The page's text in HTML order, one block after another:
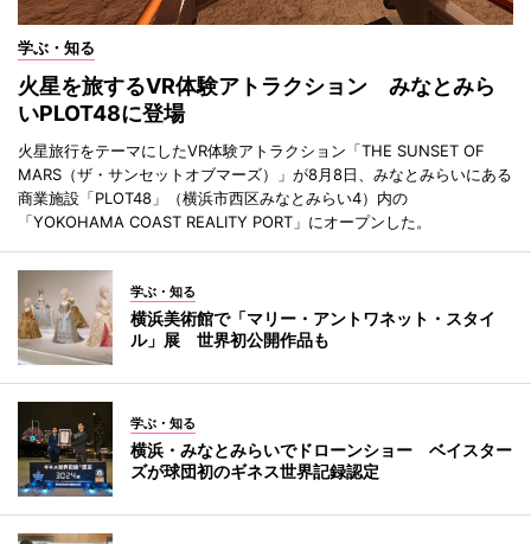
学ぶ・知る
火星を旅するVR体験アトラクション みなとみら
いPLOT48に登場
火星旅行をテーマにしたVR体験アトラクション「THE SUNSET OF
MARS（ザ・サンセットオブマーズ）」が8月8日、みなとみらいにある
商業施設「PLOT48」（横浜市西区みなとみらい4）内の
「YOKOHAMA COAST REALITY PORT」にオープンした。
学ぶ・知る
横浜美術館で「マリー・アントワネット・スタイ
ル」展 世界初公開作品も
学ぶ・知る
横浜・みなとみらいでドローンショー ベイスター
ズが球団初のギネス世界記録認定